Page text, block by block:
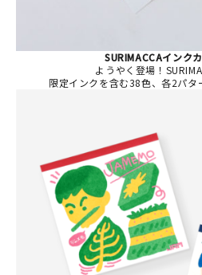
SURIMACCAインク
ようやく登場！
限定インクを含む38色、各2パタ